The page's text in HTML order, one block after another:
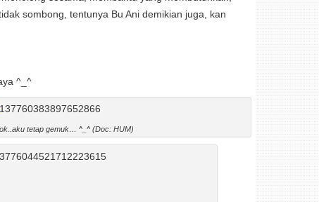
sombong, tentunya Bu Ani demikian juga, kan
^_^
tetap gemuk… ^_^ (Doc: HUM)